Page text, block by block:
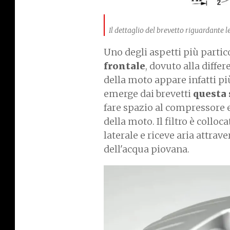
Il dettaglio del brevetto riguardante
Uno degli aspetti più
frontale, dovuto alla
della moto appare infatti
emerge dai brevetti questa
fare spazio al
della moto. Il filtro è
laterale e riceve aria
dell'acqua piovana.